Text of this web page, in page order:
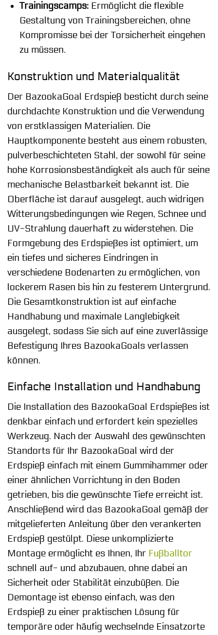
Trainingscamps:Ermöglicht die flexible
Gestaltung von Trainingsbereichen, ohne
Kompromisse bei der Torsicherheit eingehen
zu müssen.
Konstruktion und Materialqualität
Der BazookaGoal Erdspieß besticht durch seine
durchdachte Konstruktion und die Verwendung
von erstklassigen Materialien. Die
Hauptkomponente besteht aus einem robusten,
pulverbeschichteten Stahl, der sowohl für seine
hohe Korrosionsbeständigkeit als auch für seine
mechanische Belastbarkeit bekannt ist. Die
Oberfläche ist darauf ausgelegt, auch widrigen
Witterungsbedingungen wie Regen, Schnee und
UV-Strahlung dauerhaft zu widerstehen. Die
Formgebung des Erdspießes ist optimiert, um
ein tiefes und sicheres Eindringen in
verschiedene Bodenarten zu ermöglichen, von
lockerem Rasen bis hin zu festerem Untergrund.
Die Gesamtkonstruktion ist auf einfache
Handhabung und maximale Langlebigkeit
ausgelegt, sodass Sie sich auf eine zuverlässige
Befestigung Ihres BazookaGoals verlassen
können.
Einfache Installation und Handhabung
Die Installation des BazookaGoal Erdspießes ist
denkbar einfach und erfordert kein spezielles
Werkzeug. Nach der Auswahl des gewünschten
Standorts für Ihr BazookaGoal wird der
Erdspieß einfach mit einem Gummihammer oder
einer ähnlichen Vorrichtung in den Boden
getrieben, bis die gewünschte Tiefe erreicht ist.
Anschließend wird das BazookaGoal gemäß der
mitgelieferten Anleitung über den verankerten
Erdspieß gestülpt. Diese unkomplizierte
Montage ermöglicht es Ihnen, Ihr Fußballtor
schnell auf- und abzubauen, ohne dabei an
Sicherheit oder Stabilität einzubüßen. Die
Demontage ist ebenso einfach, was den
Erdspieß zu einer praktischen Lösung für
temporäre oder häufig wechselnde Einsatzorte